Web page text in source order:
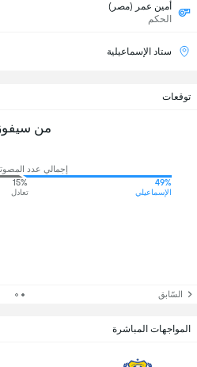
أمين عمر (مصر)
الحكم
ستاد الإسماعيلية
توقعات
من
إجمالي عدد المصوتين
49%
الإسماعيلي
15%
تعادل
السّابق
المواجهات المباشرة